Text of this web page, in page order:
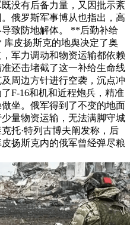
没有后备力量，又因批示紊
俄罗斯军事博从也指出，高
致防地解体。 **后勤补给
皮扬斯克的地舆决定了奥
军力调动和物资运输都依赖
还击堵截了这一补给生命线
周边方针进行空袭，沉点冲
F-16和机和近程炮兵，精准
坐。俄军得到了不变的地面
量物资运输，无法满脚守城
托·特列古博夫阐发称，后
扬斯克内的俄军曾经弹尽粮